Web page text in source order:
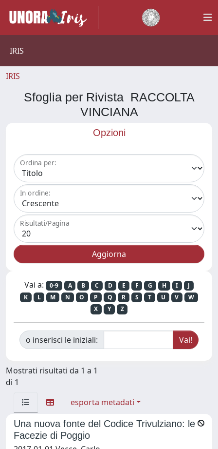
IRIS
IRIS
Sfoglia per Rivista RACCOLTA
VINCIANA
Opzioni
Ordina per:
In ordine:
Risultati/Pagina
Vai a: 0-9 A B C D E F G H I
J
K
L M N O P Q R S T U V
W
X
Y Z
o inserisci le iniziali:
Mostrati risultati da 1 a 1
di 1
esporta metadati
Una nuova fonte del Codice Trivulziano: le
Facezie di Poggio